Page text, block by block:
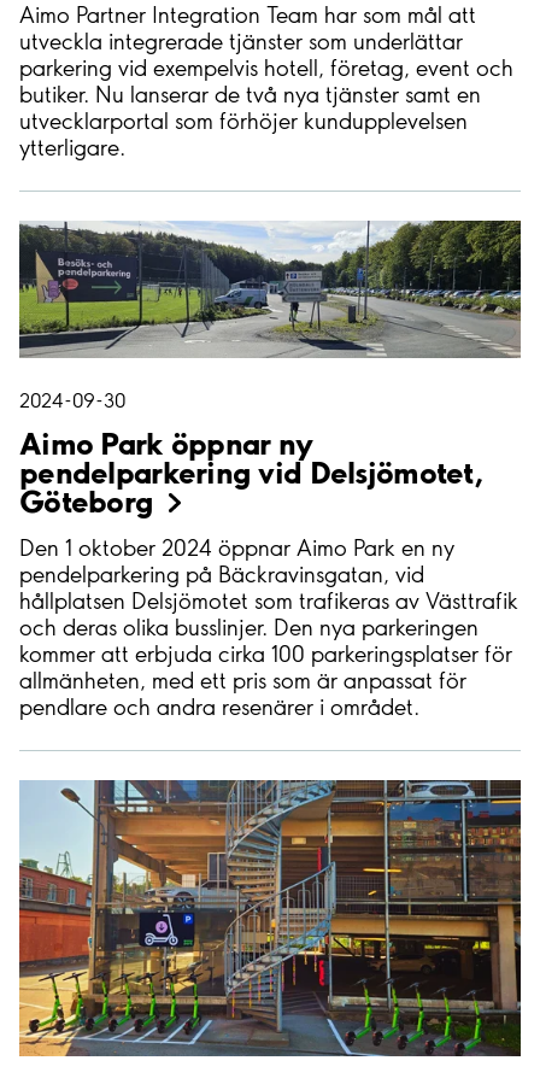
Aimo Partner Integration Team har som mål att
utveckla integrerade tjänster som underlättar
parkering vid exempelvis hotell, företag, event och
butiker. Nu lanserar de två nya tjänster samt en
utvecklarportal som förhöjer kundupplevelsen
ytterligare.
2024-09-30
Aimo Park öppnar ny
pendelparkering vid Delsjömotet,
Göteborg
Den 1 oktober 2024 öppnar Aimo Park en ny
pendelparkering på Bäckravinsgatan, vid
hållplatsen Delsjömotet som trafikeras av Västtrafik
och deras olika busslinjer. Den nya parkeringen
kommer att erbjuda cirka 100 parkeringsplatser för
allmänheten, med ett pris som är anpassat för
pendlare och andra resenärer i området.